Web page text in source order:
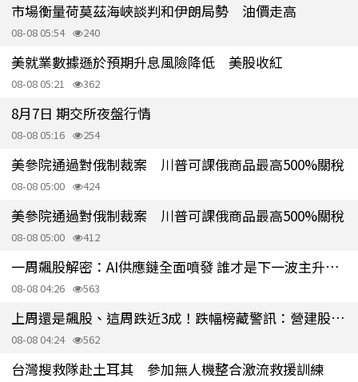
市場衡量荷莫茲海峽談判和伊朗局勢 油價走高
08-08 05:54 240
美就業數據遜於預期升息風險降低 美股收紅
08-08 05:21 362
8月7日 期交所夜盤行情
08-08 05:16 254
美參院通過對俄制裁案 川普可課俄商品最高500%關稅
08-08 05:00 424
美參院通過對俄制裁案 川普可課俄商品最高500%關稅
08-08 05:00 412
一周飆股解密：AI供應鏈全面噴發 誰才是下一波主升段主角？
08-08 04:26 563
上周還是飆股、這周跌近3成！跌幅榜藏警訊：營建股為何倒下？
08-08 04:24 562
台灣搜救隊赴土耳其 參加無人機整合激流救援訓練